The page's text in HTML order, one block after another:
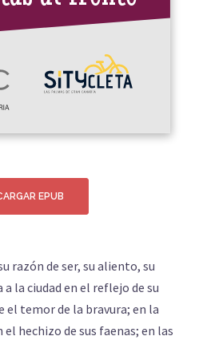
EPUB
razón de ser, su aliento, su
la ciudad en el reflejo de su
el temor de la bravura; en la
hechizo de sus faenas; en las